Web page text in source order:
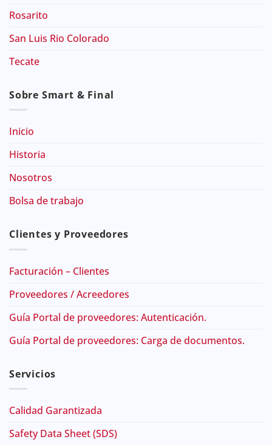
Rosarito
San Luis Rio Colorado
Tecate
Sobre Smart & Final
Inicio
Historia
Nosotros
Bolsa de trabajo
Clientes y Proveedores
Facturación – Clientes
Proveedores / Acreedores
Guía Portal de proveedores: Autenticación.
Guía Portal de proveedores: Carga de documentos.
Servicios
Calidad Garantizada
Safety Data Sheet (SDS)